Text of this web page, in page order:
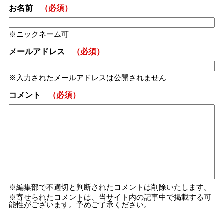
お名前 （必須）
ニックネーム可
メールアドレス （必須）
入力されたメールアドレスは公開されません
コメント （必須）
編集部で不適切と判断されたコメントは削除いたします。
寄せられたコメントは、当サイト内の記事中で掲載する可
能性がございます。予めご了承ください。